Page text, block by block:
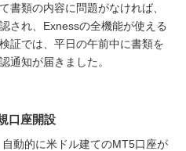
書類の内容に問題がなければ、
され、Exnessの全機能が使える
証では、平日の午前中に書類を
通知が届きました。
口座開設
動的に米ドル建てのMT5口座が